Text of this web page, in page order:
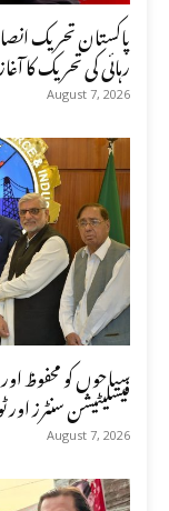
پاکستان تحریک
رہائی کی تحریک کا
August 7, 2026
سیاحوں کو محفوظ
فیسلیٹیشن سنٹرز
August 7, 2026